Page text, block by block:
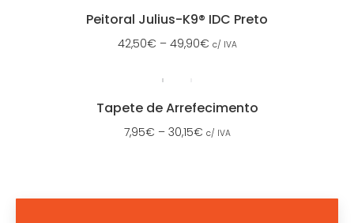
Peitoral Julius-K9® IDC Preto
42,50€ – 49,90€ c/ IVA
Tapete de Arrefecimento
7,95€ – 30,15€ c/ IVA